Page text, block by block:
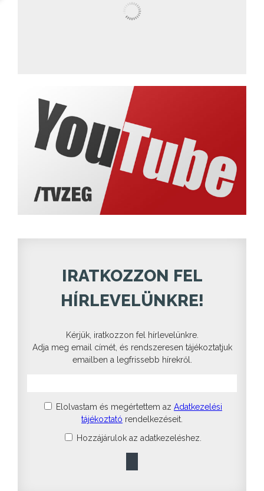
IRATKOZZON FEL
HÍRLEVELÜNKRE!
Kérjük, iratkozzon fel hírlevelünkre.
Adja meg email címét, és rendszeresen tájékoztatjuk
emailben a legfrissebb hírekről.
Elolvastam és megértettem az Adatkezelési
tájékoztató rendelkezéseit.
Hozzájárulok az adatkezeléshez.